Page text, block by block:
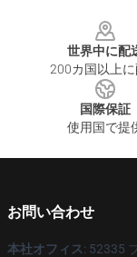
世界中に配
200カ国以上に
国際保証
使用国で提
お問い合わせ
本社オフィス: 52335